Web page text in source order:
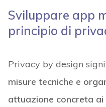
Sviluppare app
principio di
Privacy by design
misure tecniche e
attuazione concreta